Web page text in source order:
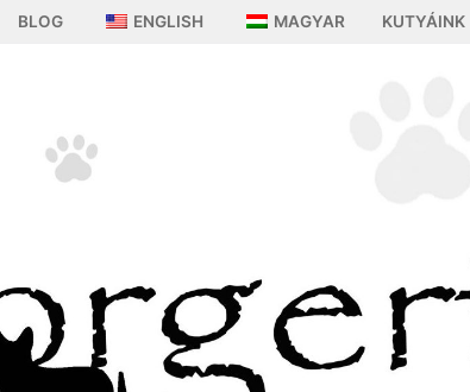
BLOG ENGLISH MAGYAR KUTYÁINK